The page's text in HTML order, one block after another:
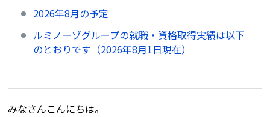
2026年8月の予定
ルミノーゾグループの就職・資格取得実績は以下
のとおりです（2026年8月1日現在）
みなさんこんにちは。